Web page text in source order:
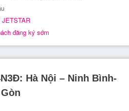
đăng ký sớm
Hà Nội – Ninh Bình-